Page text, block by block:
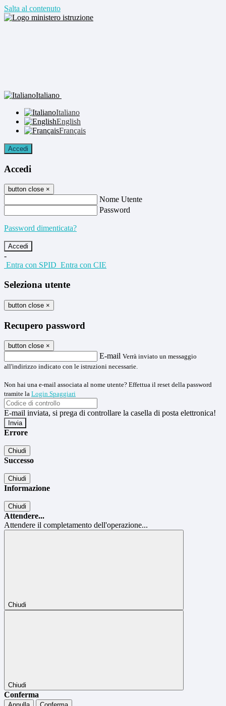
Salta al contenuto
Italiano
Italiano
English
Français
Accedi
Accedi
button close ×
Nome Utente
Password
Password dimenticata?
-
Entra con SPID Entra con CIE
Seleziona utente
button close ×
Recupero password
button close ×
E-mail Verrà inviato un messaggio
all'indirizzo indicato con le istruzioni necessarie.
Non hai una e-mail associata al nome utente? Effettua il reset della password
tramite la Login Spaggiari
E-mail inviata, si prega di controllare la casella di posta elettronica!
Errore
Chiudi
Successo
Chiudi
Informazione
Chiudi
Attendere...
Attendere il completamento dell'operazione...
Chiudi
Chiudi
Conferma